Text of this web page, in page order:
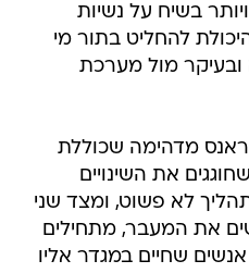
בשיח על נשיות
להחליט בתור מי
מול מערכת
מדהימה שכוללת
את השינויים
לא פשוט, ומצד שני
את המעבר, מתחילים
שחיים במגדר אליו